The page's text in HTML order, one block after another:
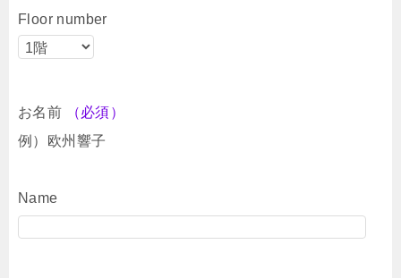
Floor number
お名前
（必須）
例）欧州響子
Name